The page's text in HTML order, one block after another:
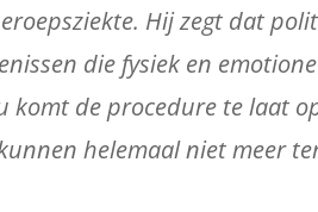
Hij zegt dat
die fysiek en
de procedure te laat
helemaal niet meer